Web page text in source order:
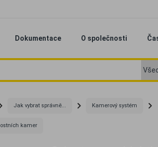
Dokumentace O společnosti
Jak vybrat správně... Kamerový systém
kamer